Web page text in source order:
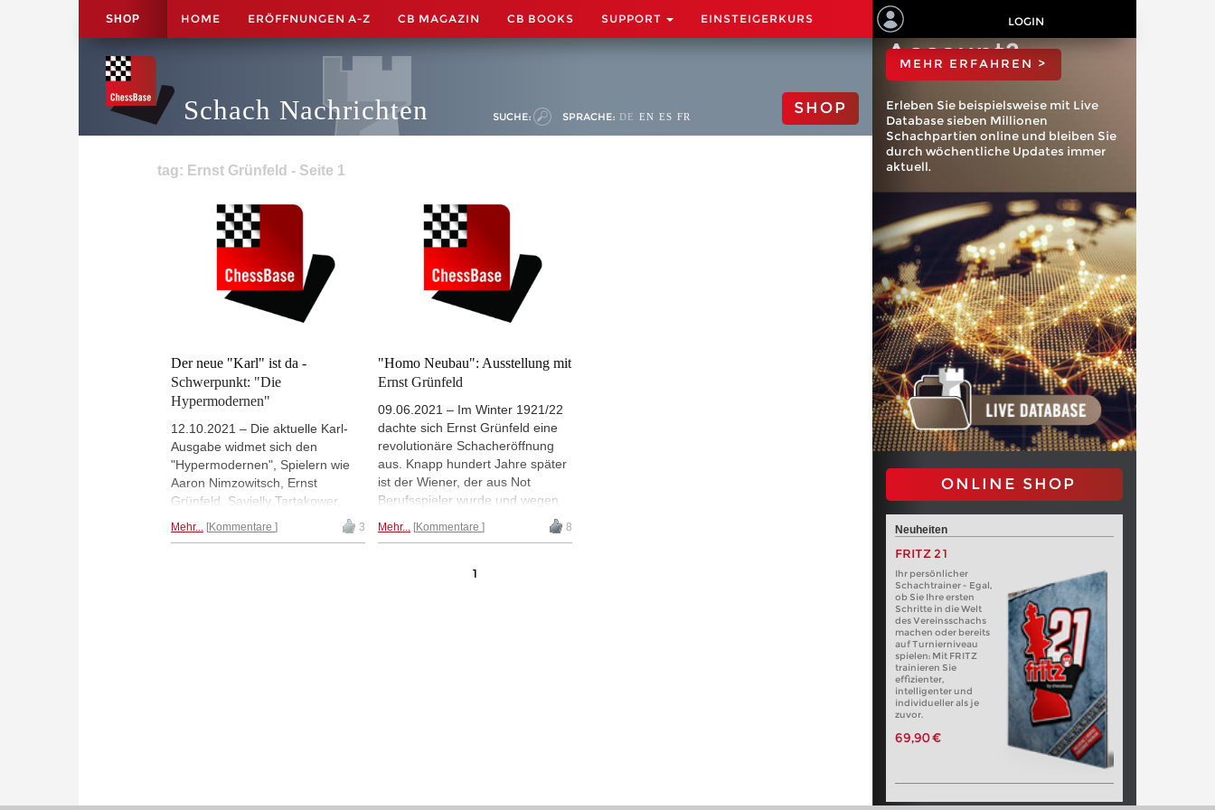
SHOP HOME ERÖFFNUNGEN A-Z CB MAGAZIN CB BOOKS SUPPORT EINSTEIGERKURS LOGIN
Schach Nachrichten SUCHE: SPRACHE: DE EN ES FR SHOP
tag: Ernst Grünfeld - Seite 1
Der neue "Karl" ist da -
Schwerpunkt: "Die
Hypermodernen"
12.10.2021 – Die aktuelle Karl-
Ausgabe widmet sich den
"Hypermodernen", Spielern wie
Aaron Nimzowitsch, Ernst
Grünfeld, Savielly Tartakower,
Gyula Breyer oder Richard Réti.
So schildert Michael Ehn, wie
Mehr... Kommentare 3
"Homo Neubau": Ausstellung mit
Ernst Grünfeld
09.06.2021 – Im Winter 1921/22
dachte sich Ernst Grünfeld eine
revolutionäre Schacheröffnung
aus. Knapp hundert Jahre später
ist der Wiener, der aus Not
Berufsspieler wurde und wegen
Namens in die NSDAP eintrat, der
Ausstellung. Stefan Löffler hat sie
Mehr... Kommentare 8
1
ChessBase
Account?
MEHR ERFAHREN >
Erleben Sie beispielsweise mit Live
Database sieben Millionen
Schachpartien online und bleiben Sie
durch wöchentliche Updates immer
aktuell.
ONLINE SHOP
Neuheiten
FRITZ 21
Ihr persönlicher
Schachtrainer - Egal,
ob Sie Ihre ersten
Schritte in die Welt
des Vereinsschachs
machen oder bereits
auf Turnierniveau
spielen: Mit FRITZ
trainieren Sie
effizienter,
intelligenter und
individueller als je
zuvor.
69,90 €